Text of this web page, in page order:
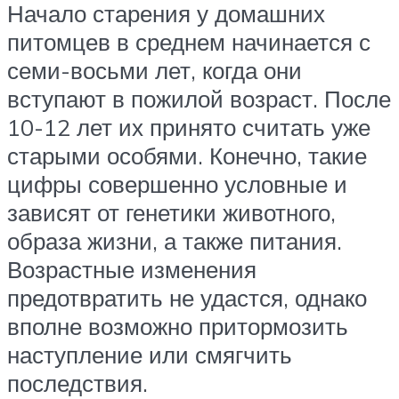
Начало старения у домашних
питомцев в среднем начинается с
семи-восьми лет, когда они
вступают в пожилой возраст. После
10-12 лет их принято считать уже
старыми особями. Конечно, такие
цифры совершенно условные и
зависят от генетики животного,
образа жизни, а также питания.
Возрастные изменения
предотвратить не удастся, однако
вполне возможно притормозить
наступление или смягчить
последствия.